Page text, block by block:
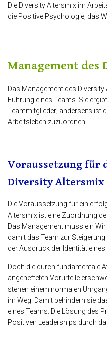
Die Diversity Altersmix im
die Positive Psychologie, das
Management
Das Management des
Führung eines Teams. Sie
Teammitglieder; anderseits ist
Arbeitsleben zuzuordnen.
Voraussetzung für
Diversity Altersmix
Die Voraussetzung für ein
Altersmix ist eine Zuordnung
Das Management muss ein
damit das Team zur
der Ausdruck der Identität eines
Doch die durch fundamentale
angehefteten Vorurteile
stehen einem normalen
im Weg. Damit behindern sie
eines Teams. Die Lösung des
Positiven Leaderships durch